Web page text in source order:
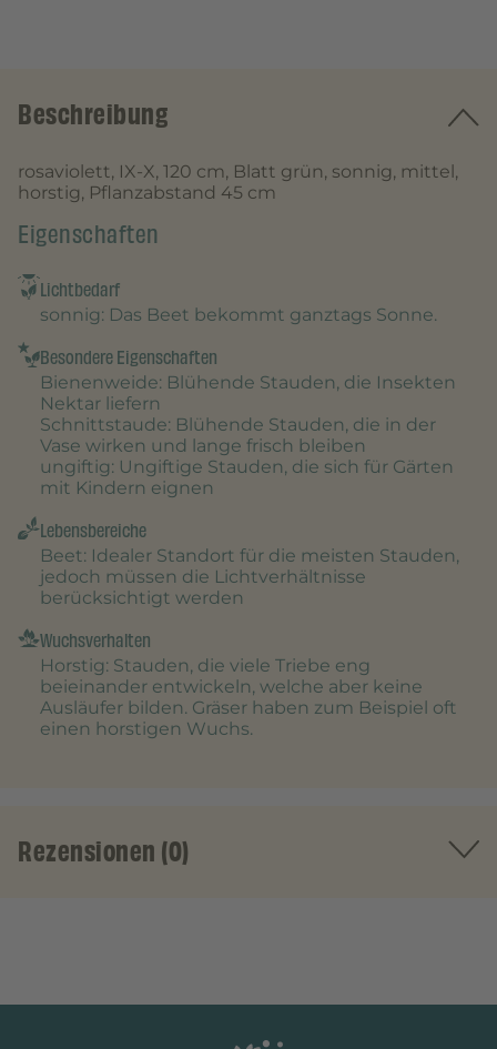
Beschreibung
rosaviolett, IX-X, 120 cm, Blatt grün, sonnig, mittel,
horstig, Pflanzabstand 45 cm
Eigenschaften
Lichtbedarf
sonnig: Das Beet bekommt ganztags Sonne.
Besondere Eigenschaften
Bienenweide: Blühende Stauden, die Insekten
Nektar liefern
Schnittstaude: Blühende Stauden, die in der
Vase wirken und lange frisch bleiben
ungiftig: Ungiftige Stauden, die sich für Gärten
mit Kindern eignen
Lebensbereiche
Beet: Idealer Standort für die meisten Stauden,
jedoch müssen die Lichtverhältnisse
berücksichtigt werden
Wuchsverhalten
Horstig: Stauden, die viele Triebe eng
beieinander entwickeln, welche aber keine
Ausläufer bilden. Gräser haben zum Beispiel oft
einen horstigen Wuchs.
Rezensionen (0)